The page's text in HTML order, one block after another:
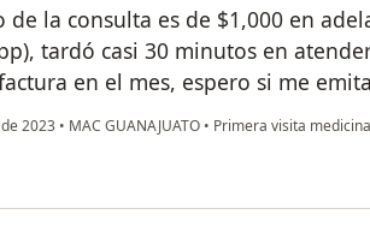
de la consulta es de $1,000 en
tardó casi 30 minutos en
en el mes, espero si me
2023 • MAC GUANAJUATO • Primera visita